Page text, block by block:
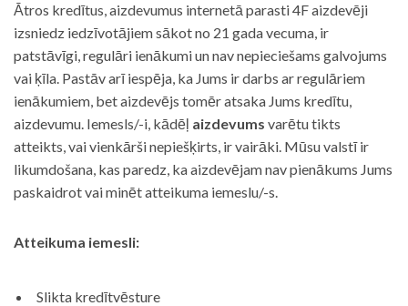
Ātros kredītus, aizdevumus internetā parasti 4F aizdevēji
izsniedz iedzīvotājiem sākot no 21 gada vecuma, ir
patstāvīgi, regulāri ienākumi un nav nepieciešams galvojums
vai ķīla. Pastāv arī iespēja, ka Jums ir darbs ar regulāriem
ienākumiem, bet aizdevējs tomēr atsaka Jums kredītu,
aizdevumu. Iemesls/-i, kādēļ aizdevums varētu tikts
atteikts, vai vienkārši nepiešķirts, ir vairāki. Mūsu valstī ir
likumdošana, kas paredz, ka aizdevējam nav pienākums Jums
paskaidrot vai minēt atteikuma iemeslu/-s.
Atteikuma iemesli:
Slikta kredītvēsture